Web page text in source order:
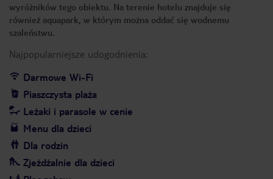
wyróżników tego obiektu. Na terenie hotelu znajduje się
również aquapark, w którym można oddać się wodnemu
szaleństwu.
Najpopularniejsze udogodnienia:
Darmowe Wi-Fi
Piaszczysta plaża
Leżaki i parasole w cenie
Menu dla dzieci
Dla rodzin
Zjeżdżalnie dla dzieci